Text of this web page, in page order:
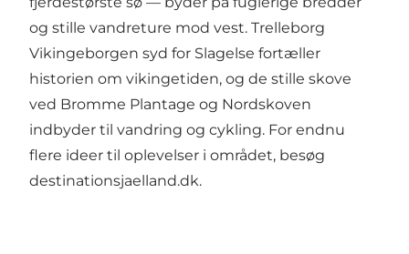
og stille vandreture mod vest. Trelleborg
Vikingeborgen syd for Slagelse fortæller
historien om vikingetiden, og de stille skove
ved Bromme Plantage og Nordskoven
indbyder til vandring og cykling. For endnu
flere ideer til oplevelser i området, besøg
destinationsjaelland.dk.